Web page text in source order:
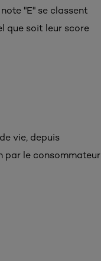
"E" se classent
que soit leur score
vie, depuis
par le consommateur